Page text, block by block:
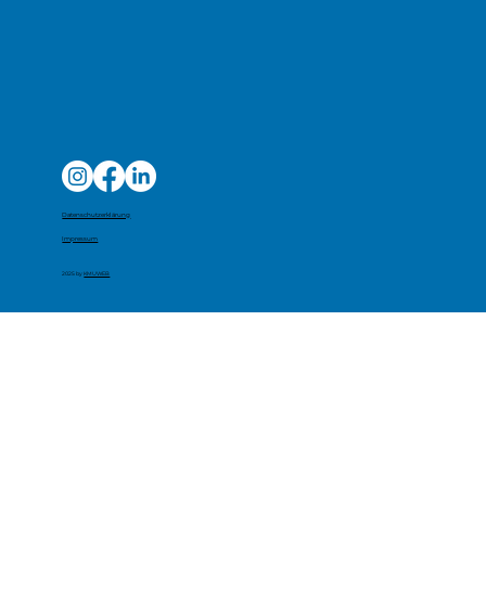
Datenschutzerklärung
Impressum
2025 byKMUWEB